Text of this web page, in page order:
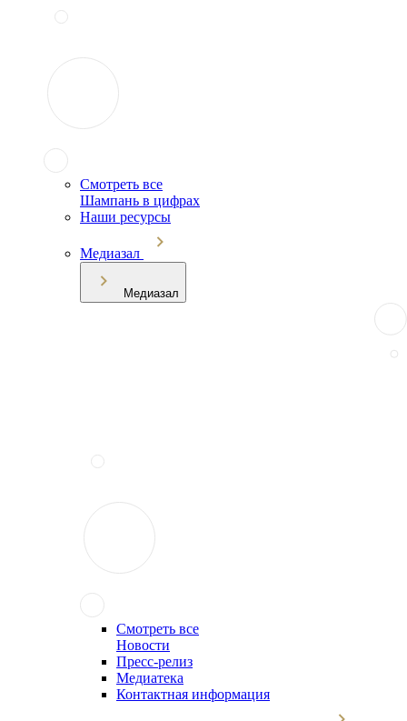
Смотреть все
Шампань в цифрах
Наши ресурсы
Медиазал
Медиазал
Смотреть все
Новости
Пресс-релиз
Медиатека
Контактная информация